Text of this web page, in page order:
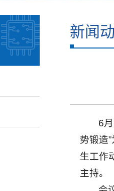
新闻
6
势锻造
生工作
主持。